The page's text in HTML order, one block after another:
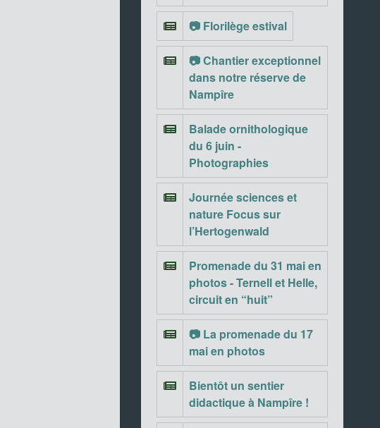
📷 Florilège estival
📷 Chantier exceptionnel
dans notre réserve de
Nampîre
Balade ornithologique
du 6 juin -
Photographies
Journée sciences et
nature Focus sur
l’Hertogenwald
Promenade du 31 mai en
photos - Ternell et Helle,
circuit en “huit”
📷 La promenade du 17
mai en photos
Bientôt un sentier
didactique à Nampîre !